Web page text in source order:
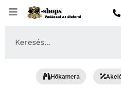
Skip
Hőkamera